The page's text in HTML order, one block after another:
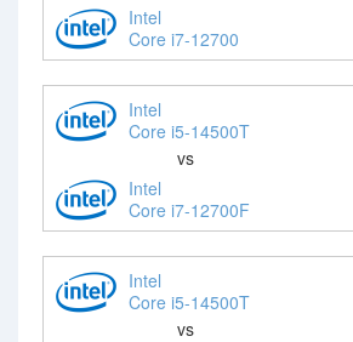
Intel
Core i7-12700
Intel
Core i5-14500T
vs
Intel
Core i7-12700F
Intel
Core i5-14500T
vs